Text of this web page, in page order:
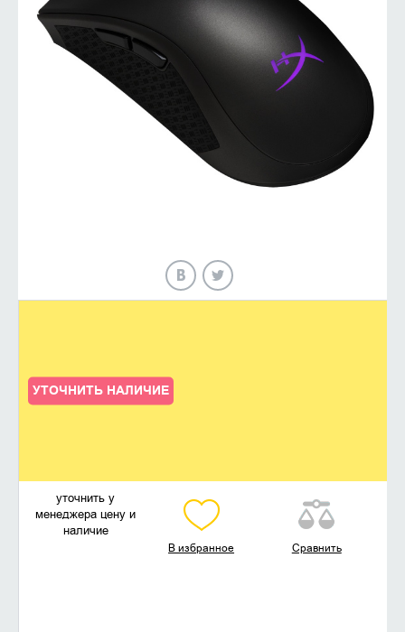
УТОЧНИТЬ НАЛИЧИЕ
уточнить у
менеджера цену и
наличие
В избранное Сравнить